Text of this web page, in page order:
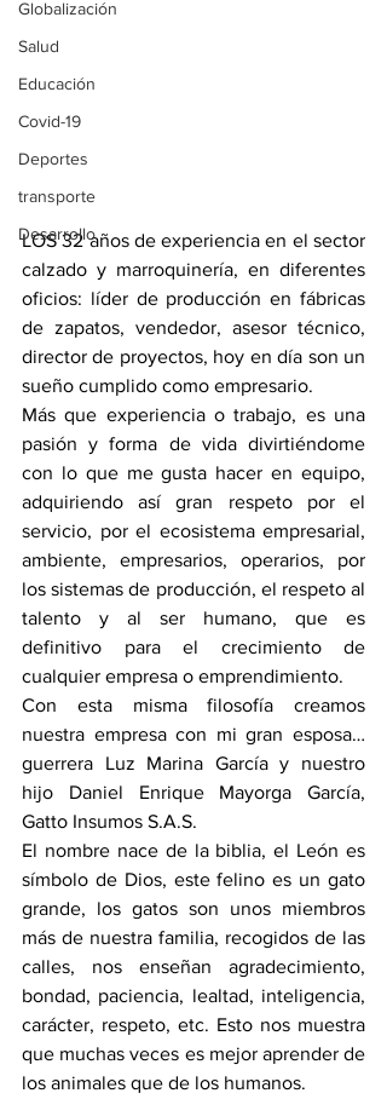
Globalización
Salud
Educación
Covid-19
Deportes
transporte
Desarrollo
LOS 32 años de experiencia en el sector
calzado y marroquinería, en diferentes
oficios: líder de producción en fábricas
de zapatos, vendedor, asesor técnico,
director de proyectos, hoy en día son un
sueño cumplido como empresario.
Más que experiencia o trabajo, es una
pasión y forma de vida divirtiéndome
con lo que me gusta hacer en equipo,
adquiriendo así gran respeto por el
servicio, por el ecosistema empresarial,
ambiente, empresarios, operarios, por
los sistemas de producción, el respeto al
talento y al ser humano, que es
definitivo para el crecimiento de
cualquier empresa o emprendimiento.
Con esta misma filosofía creamos
nuestra empresa con mi gran esposa…
guerrera Luz Marina García y nuestro
hijo Daniel Enrique Mayorga García,
Gatto Insumos S.A.S.
El nombre nace de la biblia, el León es
símbolo de Dios, este felino es un gato
grande, los gatos son unos miembros
más de nuestra familia, recogidos de las
calles, nos enseñan agradecimiento,
bondad, paciencia, lealtad, inteligencia,
carácter, respeto, etc. Esto nos muestra
que muchas veces es mejor aprender de
los animales que de los humanos.